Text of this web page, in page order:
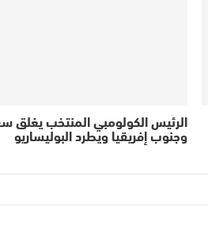
الرئيس الكولومبي المنتخب يغلق
وجنوب إفريقيا ويطرد البوليساريو